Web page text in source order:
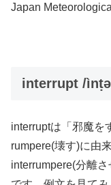
Japan
interrupt /
interruptは「邪魔を
rumpere(壊す)に由
interrumpere(分離